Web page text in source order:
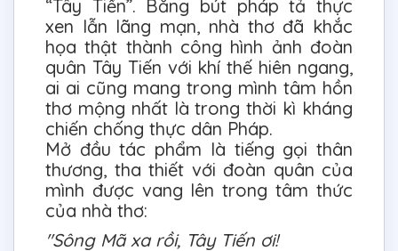
“Tây Tiến”. Bằng bút pháp tả thực
xen lẫn lãng mạn, nhà thơ đã khắc
họa thật thành công hình ảnh đoàn
quân Tây Tiến với khí thế hiên ngang,
ai ai cũng mang trong mình tâm hồn
thơ mộng nhất là trong thời kì kháng
chiến chống thực dân Pháp.
Mở đầu tác phẩm là tiếng gọi thân
thương, tha thiết với đoàn quân của
mình được vang lên trong tâm thức
của nhà thơ:
"Sông Mã xa rồi, Tây Tiến ơi!